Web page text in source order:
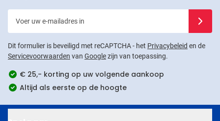
Dit formulier is beveiligd met reCAPTCHA - het Privacybeleid en de
Servicevoorwaarden van Googlezijn van toepassing.
€ 25,- korting op uw volgende aankoop
Altijd als eerste op de hoogte